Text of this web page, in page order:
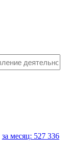
за месяц: 527 336